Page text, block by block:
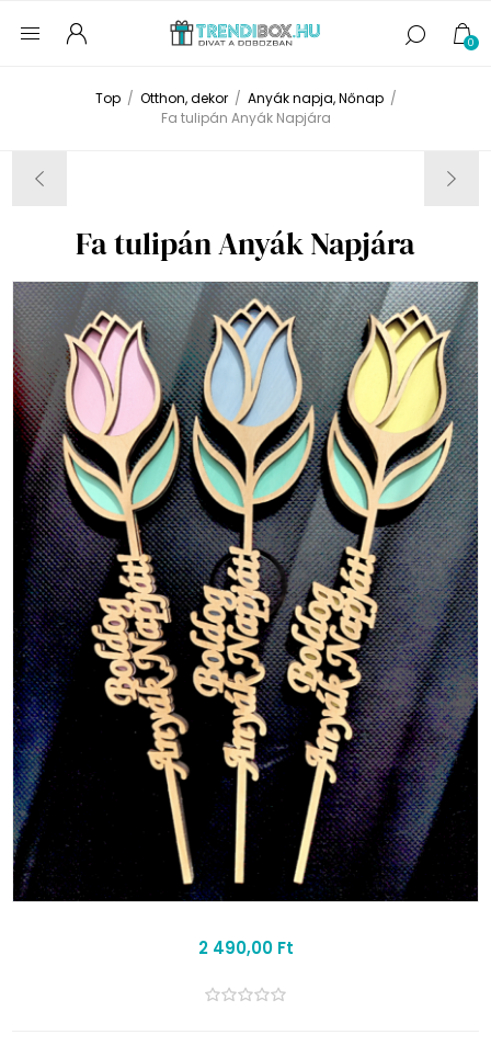
0
Top / Otthon, dekor / Anyák napja, Nőnap /
Fa tulipán Anyák Napjára
Fa tulipán Anyák Napjára
2 490,00 Ft